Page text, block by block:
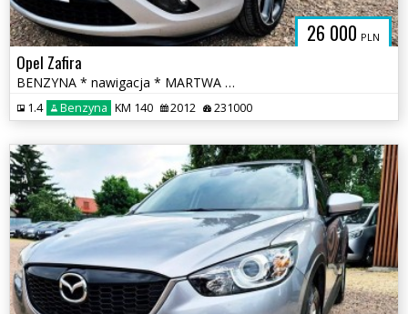
26 000 PLN
Opel Zafira
BENZYNA * nawigacja * MARTWA STREFA * PANORAMA * super * okazja
1.4 Benzyna KM 140 2012 231000